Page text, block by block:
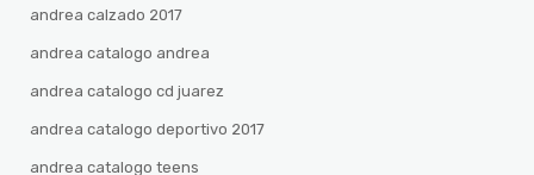
andrea calzado 2017
andrea catalogo andrea
andrea catalogo cd juarez
andrea catalogo deportivo 2017
andrea catalogo teens